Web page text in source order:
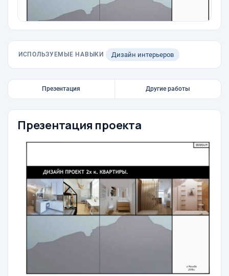
ИСПОЛЬЗУЕМЫЕ НАВЫКИ Дизайн интерьеров
Презентация Другие работы
Презентация проекта